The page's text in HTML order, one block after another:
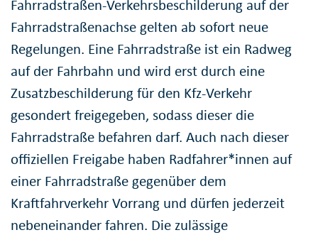
Fahrradstraßen-Verkehrsbeschilderung auf der
Fahrradstraßenachse gelten ab sofort neue
Regelungen. Eine Fahrradstraße ist ein Radweg
auf der Fahrbahn und wird erst durch eine
Zusatzbeschilderung für den Kfz-Verkehr
gesondert freigegeben, sodass dieser die
Fahrradstraße befahren darf. Auch nach dieser
offiziellen Freigabe haben Radfahrer*innen auf
einer Fahrradstraße gegenüber dem
Kraftfahrverkehr Vorrang und dürfen jederzeit
nebeneinander fahren. Die zulässige